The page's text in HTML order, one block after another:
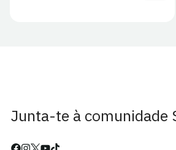
Junta-te à comunidade